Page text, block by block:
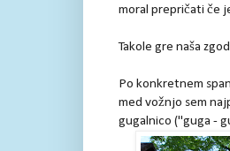
moral prepričati če
Takole gre naša
Po konkretnem
med vožnjo sem
gugalnico ("guga -